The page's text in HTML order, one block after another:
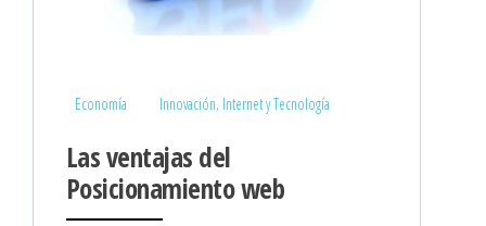
Economía Innovación, Internet y Tecnología
Las ventajas del
Posicionamiento web